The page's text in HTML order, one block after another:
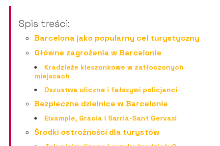
Spis treści:
Barcelona jako popularny cel turystyczny
Główne zagrożenia w Barcelonie
Kradzieże kieszonkowe w zatłoczonych
miejscach
Oszustwa uliczne i fałszywi policjanci
Bezpieczne dzielnice w Barcelonie
Eixample, Gràcia i Sarrià-Sant Gervasi
Środki ostrożności dla turystów